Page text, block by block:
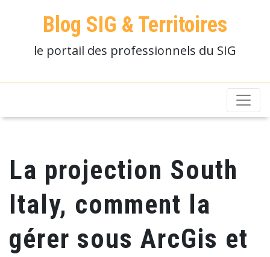
Blog SIG & Territoires
le portail des professionnels du SIG
La projection South
Italy, comment la
gérer sous ArcGis et